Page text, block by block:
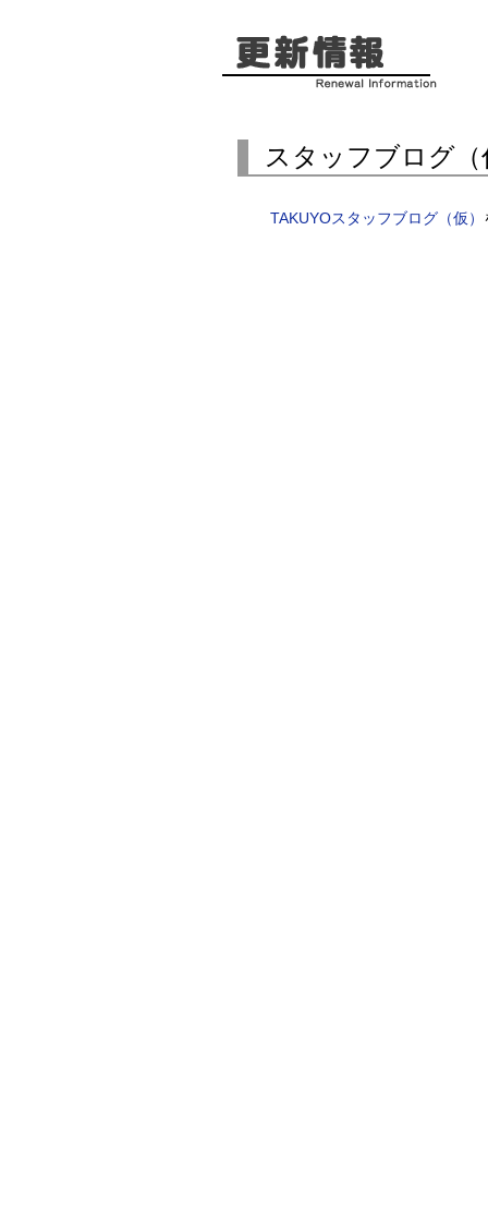
スタッフブログ
TAKUYOスタッフブログ（仮）